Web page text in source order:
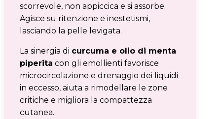
scorrevole, non appiccica e si assorbe.
Agisce su ritenzione e inestetismi,
lasciando la pelle levigata.
La sinergia di curcuma e olio di menta
piperita con gli emollienti favorisce
microcircolazione e drenaggio dei liquidi
in eccesso, aiuta a rimodellare le zone
critiche e migliora la compattezza
cutanea.